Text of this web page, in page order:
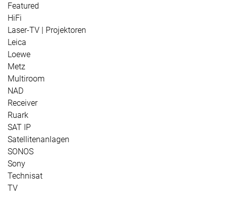
Featured
HiFi
Laser-TV | Projektoren
Leica
Loewe
Metz
Multiroom
NAD
Receiver
Ruark
SAT IP
Satellitenanlagen
SONOS
Sony
Technisat
TV